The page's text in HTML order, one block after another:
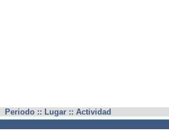
Periodo :: Lugar :: Actividad